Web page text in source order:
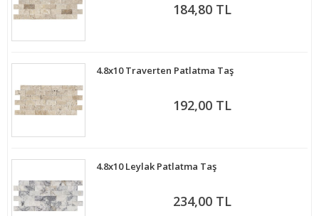
184,80 TL
4.8x10 Traverten Patlatma Taş
192,00 TL
4.8x10 Leylak Patlatma Taş
234,00 TL